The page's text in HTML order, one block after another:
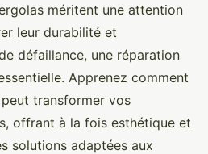
méritent une attention
leur durabilité et
défaillance, une réparation
Apprenez comment
transformer vos
offrant à la fois esthétique et
solutions adaptées aux